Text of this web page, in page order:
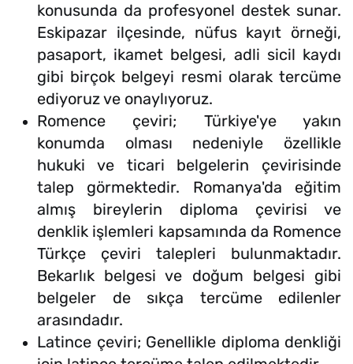
konusunda da profesyonel destek sunar.
Eskipazar ilçesinde, nüfus kayıt örneği,
pasaport, ikamet belgesi, adli sicil kaydı
gibi birçok belgeyi resmi olarak tercüme
ediyoruz ve onaylıyoruz.
Romence çeviri; Türkiye'ye yakın
konumda olması nedeniyle özellikle
hukuki ve ticari belgelerin çevirisinde
talep görmektedir. Romanya'da eğitim
almış bireylerin diploma çevirisi ve
denklik işlemleri kapsamında da Romence
Türkçe çeviri talepleri bulunmaktadır.
Bekarlık belgesi ve doğum belgesi gibi
belgeler de sıkça tercüme edilenler
arasındadır.
Latince çeviri; Genellikle diploma denkliği